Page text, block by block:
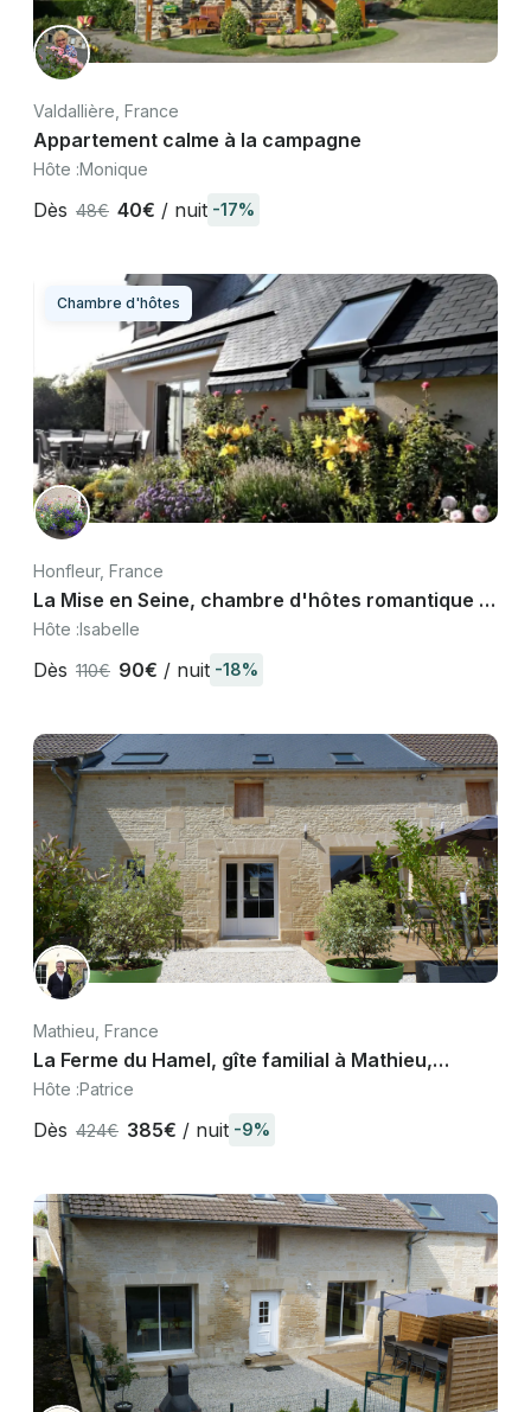
Valdallière, France
Appartement calme à la campagne
Hôte :Monique
Dès 48€ 40€ / nuit -17%
Chambre d'hôtes
Honfleur, France
La Mise en Seine, chambre d'hôtes romantique à
Honfleur, Normandie
Hôte :Isabelle
Dès 110€ 90€ / nuit -18%
Mathieu, France
La Ferme du Hamel, gîte familial à Mathieu,
Calvados, Caen et plages D-Day
Hôte :Patrice
Dès 424€ 385€ / nuit -9%